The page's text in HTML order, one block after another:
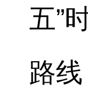
五”
路